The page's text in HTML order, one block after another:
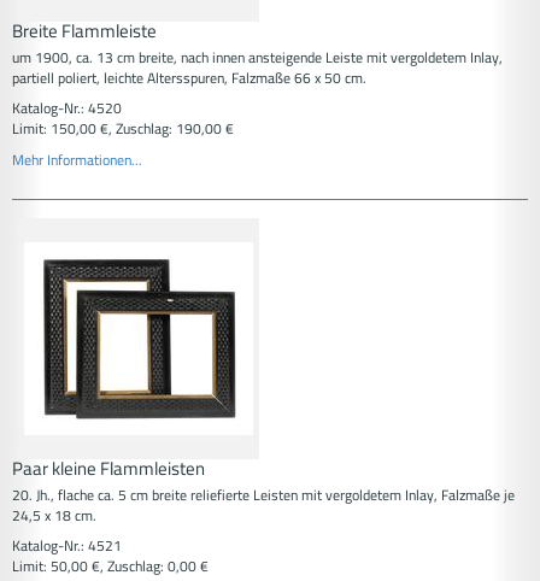
Breite Flammleiste
um 1900, ca. 13 cm breite, nach innen ansteigende Leiste mit vergoldetem Inlay,
partiell poliert, leichte Altersspuren, Falzmaße 66 x 50 cm.
Katalog-Nr.: 4520
Limit: 150,00 €, Zuschlag: 190,00 €
Mehr Informationen...
Paar kleine Flammleisten
20. Jh., flache ca. 5 cm breite reliefierte Leisten mit vergoldetem Inlay, Falzmaße je
24,5 x 18 cm.
Katalog-Nr.: 4521
Limit: 50,00 €, Zuschlag: 0,00 €